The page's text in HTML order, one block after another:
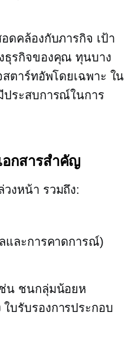
ดคล้องกับภารกิจ เป้า
ธุรกิจของคุณ ทุนบาง
สตาร์ทอัพโดยเฉพาะ ใน
ระสบการณ์ในการ
อกสารสำคัญ
งหน้า รวมถึง:
และการคาดการณ์)
น ชนกลุ่มน้อยห
ใบรับรองการประกอบ